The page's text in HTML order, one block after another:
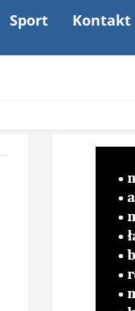
Sport Kontakt